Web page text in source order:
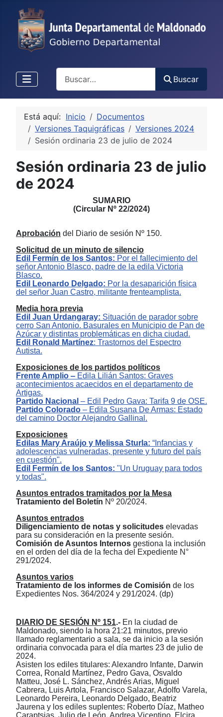
Buscar
Está aquí: Inicio
Documentos
Versiones Taquigráficas
Versiones 2024
Sesión ordinaria 23 de julio de 2024
Sesión ordinaria 23 de julio
de 2024
SUMARIO
(Circular Nº 22/2024)
Aprobación de Diario de sesión Nº 150.
Solicitud de un minuto de silencio
Edil
Fermín de los Santos: Por el fallecimiento del
señorAntonio Blasco, padre de la edila Victoria
Blasco.
Edil
Leonardo Delgado: Por la desaparición física
del señor Juan Castro, militante frenteamplista.
Media hora previa
Edil Juan Urdangaray: Situación de parador sobre
cerro San Antonio. Basurales en Municipio de Pan de
Azúcar y distintas problemáticas en dicha ciudad.
Edil Ronald Martínez: Trastornos del Espectro
Autista.
Exposiciones de los partidos políticos
Frente Amplio ‒ Edil a Lilián Santos: Graves
acontecimientos acaecidos en el departamento de
Artigas.
Partido Nacional ‒ Edil Pedro Gava: Tarifa 9 de OSE.
Partido Colorado – Edil a Susana De Armas: Estado
del camino Doctor Alejandro Gallinal.
Exposiciones
Edil as Mary Araújo y Melissa Sturla: “ Infancias y
adolescencias vulneradas, presente y futuro del país
en cuestión".
Edil
Fermín de los Santos: "Un Uruguay para todos
y todas".
Asuntos entrados tramitados por la Mesa
Tratamiento de
Boletín Nº 20/2024.
Asuntos entrados
Diligenciamiento de notas y solicitudes elevadas
para su consideración en la presente sesión.
Comisión de Asuntos Internos gestiona la inclusión
en el orden del día de la fecha de Expediente N °
291/2024.
Asuntos varios
Tratamiento de los informes de Comisión de os
Expedientes Nos. 364/2024 y 291/2024. (dp)
DIARIO DE SESIÓN Nº 151.- En la ciudad de
Maldonado, siendo la hora 21:21 minutos, previo
llamado reglamentario a sala, se da inicio a la sesión
ordinaria convocada para el día martes 23 de julio de
2024.
Asisten los ediles titulares: Alexandro Infante, Darwin
Correa, Ronald Martínez, Pedro Gava, Osvaldo
Matteu, José L. Sánchez, Andrés Arias, Miguel
Cabrera, Luis Artola, Francisco Salazar, Adolfo Varela,
Leonardo Pereira, Leonardo Delgado, Beatriz
Jaurena y los ediles suplentes: Roberto Díaz, Matheo
Caraptsias, Julio de León, Andrea Vicentino, Elcira